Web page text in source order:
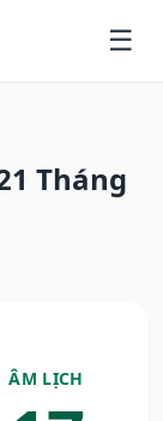
Tháng
ÂM LỊCH